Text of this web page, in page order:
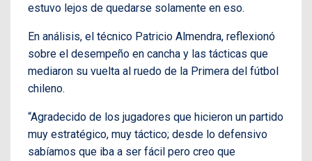
estuvo lejos de quedarse solamente en eso.
En análisis, el técnico Patricio Almendra, reflexionó
sobre el desempeño en cancha y las tácticas que
mediaron su vuelta al ruedo de la Primera del fútbol
chileno.
“Agradecido de los jugadores que hicieron un partido
muy estratégico, muy táctico; desde lo defensivo
sabíamos que iba a ser fácil pero creo que